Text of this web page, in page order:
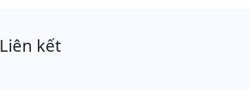
Liên kết